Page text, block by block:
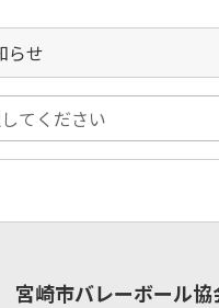
らせ
宮崎市バレーボール協